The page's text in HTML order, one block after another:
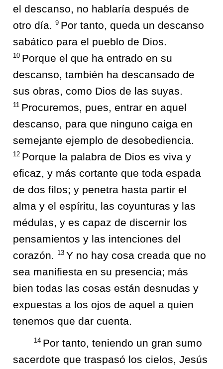
el descanso, no hablaría después de
otro día. 9 Por tanto, queda un descanso
sabático para el pueblo de Dios.
10 Porque el que ha entrado en su
descanso, también ha descansado de
sus obras, como Dios de las suyas.
11 Procuremos, pues, entrar en aquel
descanso, para que ninguno caiga en
semejante ejemplo de desobediencia.
12 Porque la palabra de Dios es viva y
eficaz, y más cortante que toda espada
de dos filos; y penetra hasta partir el
alma y el espíritu, las coyunturas y las
médulas, y es capaz de discernir los
pensamientos y las intenciones del
corazón.
13 Y no hay cosa creada que no
sea manifiesta en su presencia; más
bien todas las cosas están desnudas y
expuestas a los ojos de aquel a quien
tenemos que dar cuenta.
14 Por tanto, teniendo un gran sumo
sacerdote que traspasó los cielos, Jesús